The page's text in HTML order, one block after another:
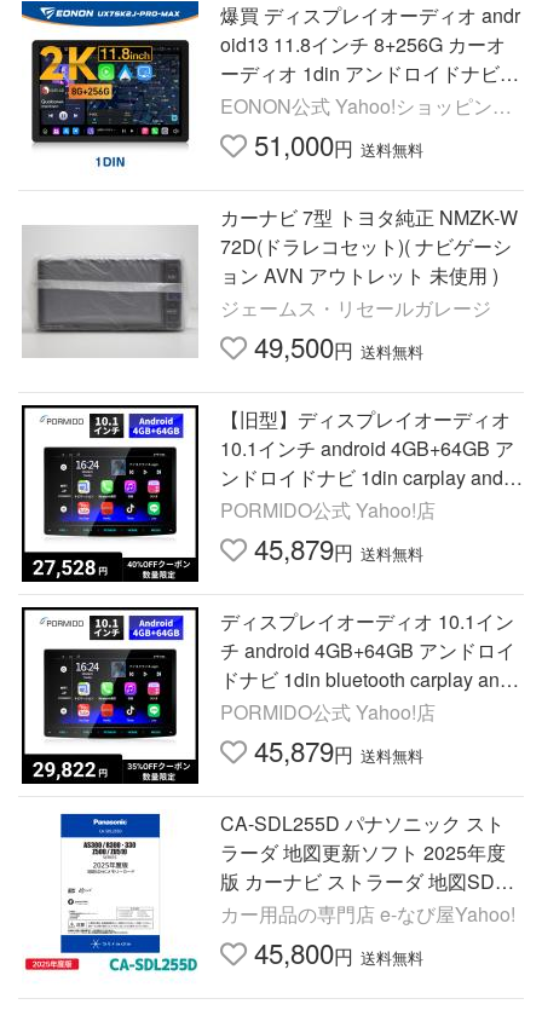
爆買 ディスプレイオーディオ andr
oid13 11.8インチ 8+256G カーオ
ーディオ 1din アンドロイドナビ c
arplay android auto対応 QCM6225
-AD (UX7SK2J-PRO-MAX)
EONON公式 Yahoo!ショッピング
店 51,000円 送料無料
カーナビ 7型 トヨタ純正 NMZK-W
72D(ドラレコセット)( ナビゲーシ
ョン AVN アウトレット 未使用 )
ジェームス・リセールガレージ
49,500円 送料無料
【旧型】ディスプレイオーディオ
10.1インチ android 4GB+64GB ア
ンドロイドナビ 1din carplay andro
id auto ミラーリング USB PRA10
1
PORMIDO公式 Yahoo!店
45,879円 送料無料
ディスプレイオーディオ 10.1イン
チ android 4GB+64GB アンドロイ
ドナビ 1din bluetooth carplay andr
oid auto ミラーリング USB DSP
フローティング PRA101
PORMIDO公式 Yahoo!店
45,879円 送料無料
CA-SDL255D パナソニック スト
ラーダ 地図更新ソフト 2025年度
版 カーナビ ストラーダ 地図SDH
Cメモリーカード
カー用品の専門店 e-なび屋Yahoo!
45,800円 送料無料